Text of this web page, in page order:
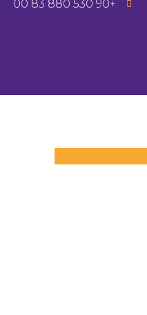
+90 530 880 83 00